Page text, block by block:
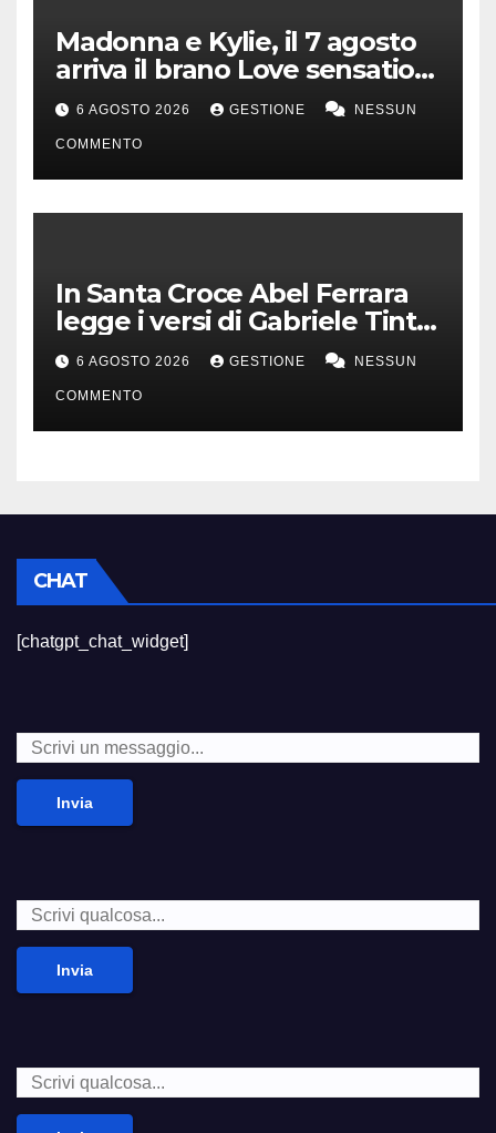
Madonna e Kylie, il 7 agosto
arriva il brano Love sensation
(Afterhours mix)
6 AGOSTO 2026 GESTIONE NESSUN
COMMENTO
In Santa Croce Abel Ferrara
legge i versi di Gabriele Tinti
per Francesco d’Assisi
6 AGOSTO 2026 GESTIONE NESSUN
COMMENTO
CHAT
[chatgpt_chat_widget]
Invia
Invia